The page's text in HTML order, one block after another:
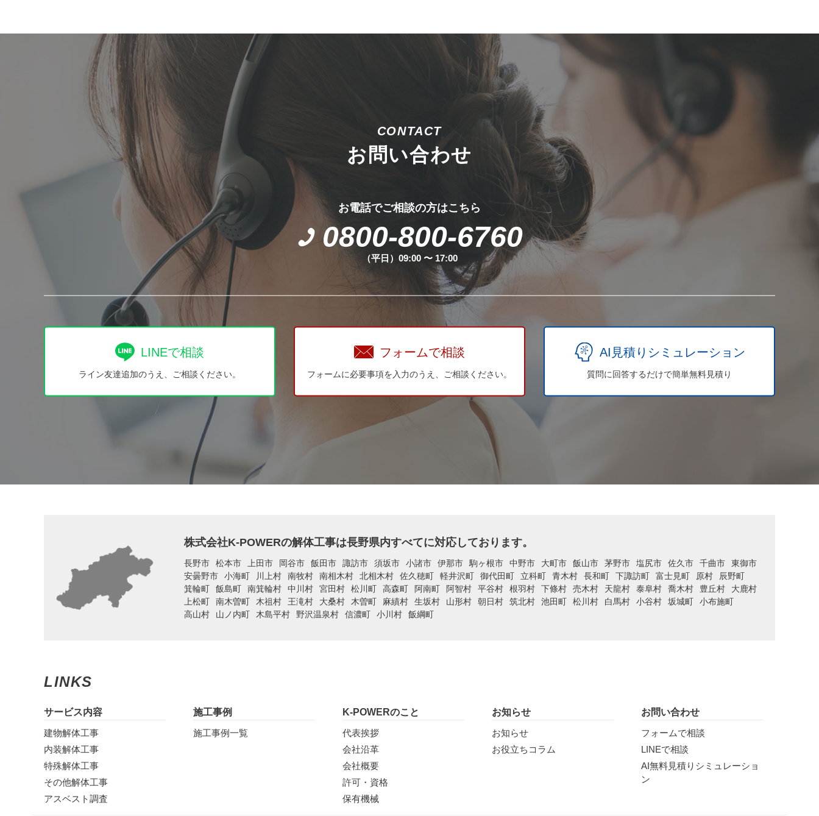
CONTACT
お問い合わせ
お電話でご相談の方はこちら
0800-800-6760
（平日）09:00 〜 17:00
LINEで相談
ライン友達追加のうえ、ご相談ください。
フォームで相談
フォームに必要事項を入力のうえ、ご相談ください。
AI見積りシミュレーション
質問に回答するだけで簡単無料見積り
株式会社K-POWERの解体工事は長野県内すべてに対応しております。
長野市 松本市 上田市 岡谷市 飯田市 諏訪市 須坂市 小諸市 伊那市 駒ヶ根市 中野市 大町市 飯山市 茅野市 塩尻市 佐久市 千曲市
東御市
安曇野市
小海町 川上村 南牧村 南相木村 北相木村 佐久穂町 軽井沢町 御代田町 立科町 青木村 長和町 下諏訪町 富士見町 原村
辰野町
箕輪町
飯島町 南箕輪村 中川村 宮田村 松川町 高森町 阿南町 阿智村 平谷村 根羽村 下條村 売木村 天龍村 泰阜村 喬木村 豊丘村
大鹿村
上松町
南木曽町 木祖村 王滝村 大桑村 木曽町 麻績村 生坂村 山形村 朝日村 筑北村 池田町 松川村 白馬村 小谷村 坂城町
小布施町
高山村
山ノ内町 木島平村 野沢温泉村 信濃町 小川村 飯綱町
LINKS
サービス内容
建物解体工事
内装解体工事
特殊解体工事
その他解体工事
アスベスト調査
施工事例
施工事例一覧
K-POWERのこと
代表挨拶
会社沿革
会社概要
許可・資格
保有機械
お知らせ
お知らせ
お役立ちコラム
お問い合わせ
フォームで相談
LINEで相談
AI無料見積りシミュレーショ
ン